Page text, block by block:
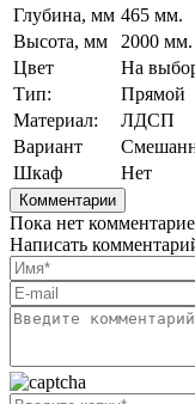
Глубина, мм 465 мм.
Высота, мм
2000 мм.
Цвет
На
Тип:
Прямой
Материал:
ЛДСП
Вариант
Шкаф
Нет
Комментарии
Пока нет
Написать